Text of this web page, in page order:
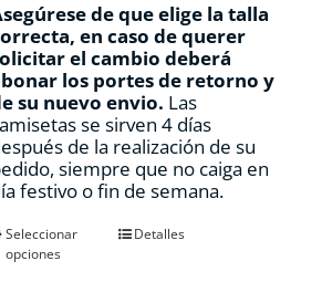
de que elige la talla
en caso de querer
el cambio deberá
los portes de retorno y
su nuevo envio. Las
se sirven 4 días
de la realización de su
siempre que no caiga en
festivo o fin de semana.
Seleccionar
opciones
EsteDetalles